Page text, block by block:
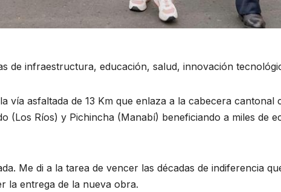
de infraestructura, educación, salud, innovación
vía asfaltada de 13 Km que enlaza a la cabecera
(Los Ríos) y Pichincha (Manabí) beneficiando a miles de
Me di a la tarea de vencer las décadas de indiferencia
la entrega de la nueva obra.